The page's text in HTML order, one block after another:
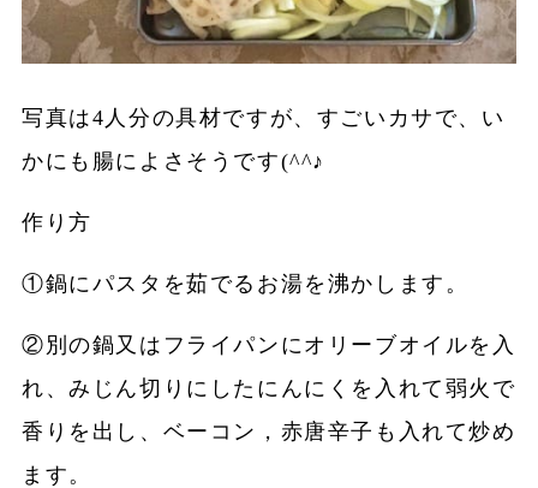
写真は4人分の具材ですが、すごいカサで、い
かにも腸によさそうです(^^♪
作り方
①鍋にパスタを茹でるお湯を沸かします。
②別の鍋又はフライパンにオリーブオイルを入
れ、みじん切りにしたにんにくを入れて弱火で
香りを出し、ベーコン，赤唐辛子も入れて炒め
ます。